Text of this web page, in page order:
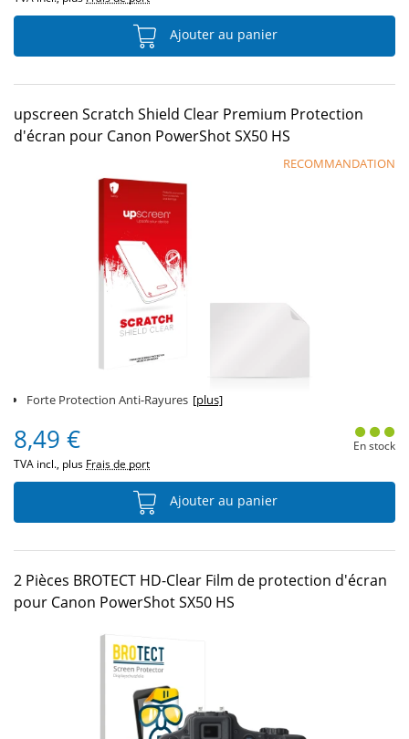
Ajouter au panier
upscreen Scratch Shield Clear Premium Protection
d'écran pour Canon PowerShot SX50 HS
RECOMMANDATION
Forte Protection Anti-Rayures [plus]
8,49 €
TVA incl., plus Frais de port
En stock
Ajouter au panier
2 Pièces BROTECT HD-Clear Film de protection d'écran
pour Canon PowerShot SX50 HS